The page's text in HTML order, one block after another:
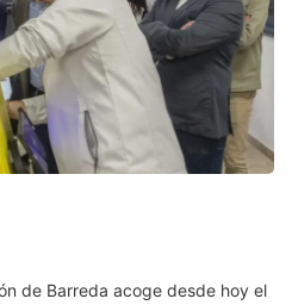
de Barreda acoge desde hoy el